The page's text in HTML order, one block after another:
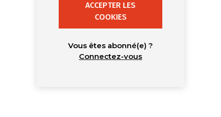
ACCEPTER LES
COOKIES
Vous êtes abonné(e) ?
Connectez-vous